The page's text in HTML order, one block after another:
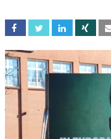
Facebook Twitter Linkedin Xing